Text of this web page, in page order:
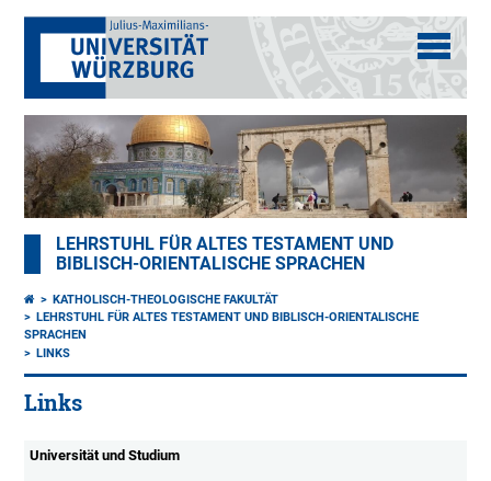
LEHRSTUHL FÜR ALTES TESTAMENT UND
BIBLISCH-ORIENTALISCHE SPRACHEN
KATHOLISCH-THEOLOGISCHE FAKULTÄT
LEHRSTUHL FÜR ALTES TESTAMENT UND BIBLISCH-ORIENTALISCHE
SPRACHEN
LINKS
Links
Universität und Studium